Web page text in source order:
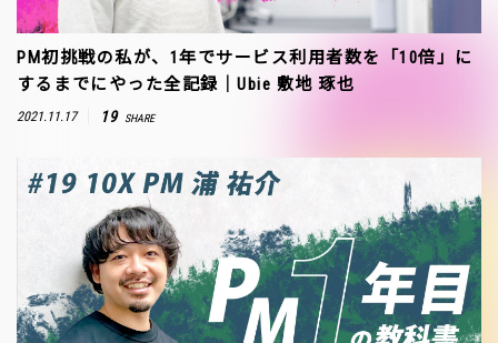
PM初挑戦の私が、1年でサービス利用者数を「10倍」に
するまでにやった全記録｜Ubie 敷地 琢也
2021.11.17 19 SHARE